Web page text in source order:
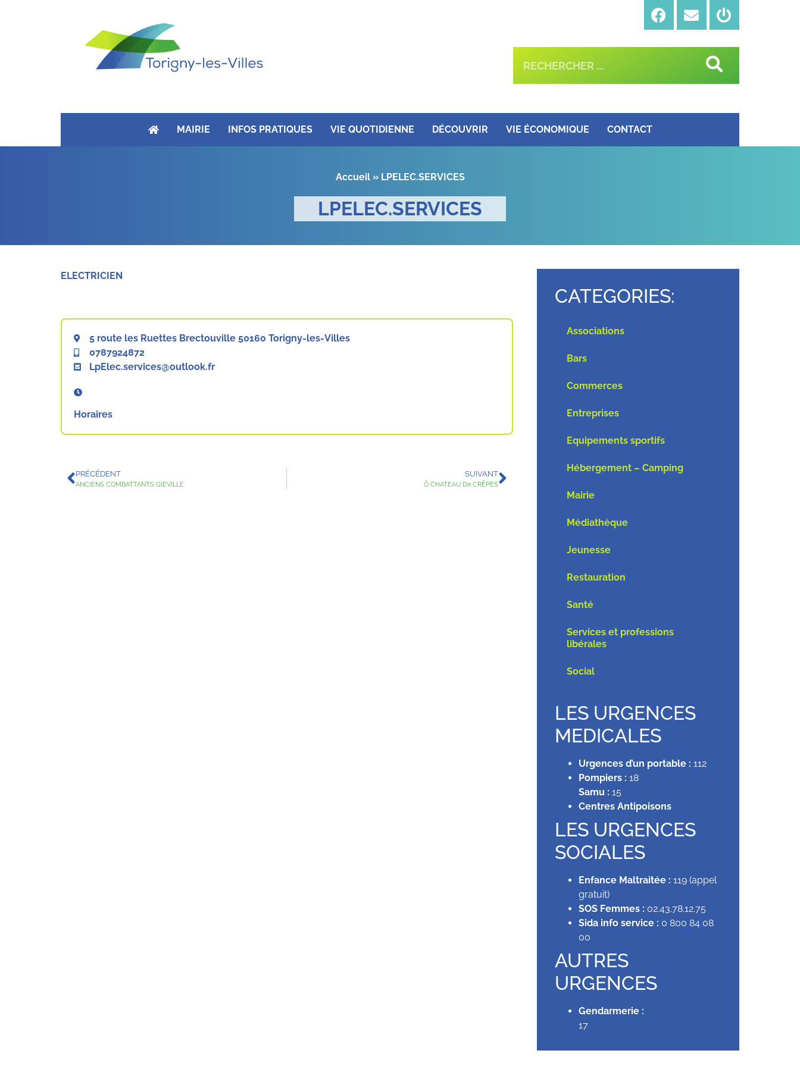
MAIRIE INFOS PRATIQUES VIE QUOTIDIENNE DÉCOUVRIR VIE ÉCONOMIQUE CONTACT
Accueil» LPELEC.SERVICES
LPELEC.SERVICES
ELECTRICIEN
5 route les Ruettes Brectouville 50160 Torigny-les-Villes
0787924872
LpElec.services@outlook.fr
Horaires
PRÉCÉDENT
ANCIENS COMBATTANTS GIEVILLE
SUIVANT
Ô CHATEAU De CRÊPES
CATEGORIES:
Associations
Bars
Commerces
Entreprises
Equipements sportifs
Hébergement – Camping
Mairie
Médiathèque
Jeunesse
Restauration
Santé
Services et professions
libérales
Social
LES URGENCES
MEDICALES
Urgences d’un portable : 112
Pompiers : 18
Samu : 15
Centres Antipoisons
LES URGENCES
SOCIALES
Enfance Maltraitée : 119 (appel
gratuit)
SOS Femmes : 02.43.78.12.75
Sida info service : 0 800 84 08
00
AUTRES
URGENCES
Gendarmerie :
17